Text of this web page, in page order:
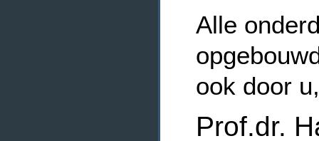
Alle
ook door
Prof.dr.